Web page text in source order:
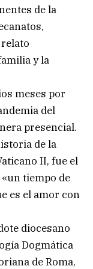
de la
y la
meses por
del
presencial.
de la
II, fue el
tiempo de
es el amor con
diocesano
Dogmática
de Roma,